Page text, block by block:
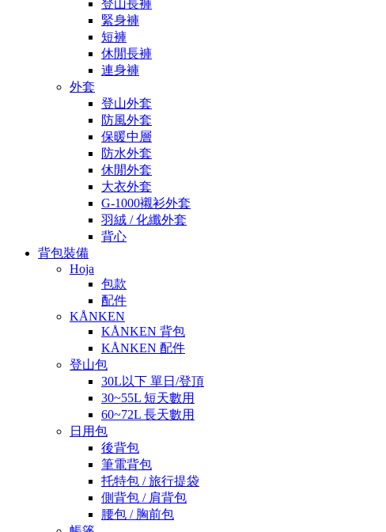
登山長褲
緊身褲
短褲
休閒長褲
連身褲
外套
登山外套
防風外套
保暖中層
防水外套
休閒外套
大衣外套
G-1000襯衫外套
羽絨 / 化纖外套
背心
背包裝備
Hoja
包款
配件
KÅNKEN
KÅNKEN 背包
KÅNKEN 配件
登山包
30L以下 單日/登頂
30~55L 短天數用
60~72L 長天數用
日用包
後背包
筆電背包
托特包 / 旅行提袋
側背包 / 肩背包
腰包 / 胸前包